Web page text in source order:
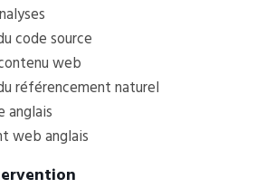
code source
web
référencement naturel
anglais
web anglais